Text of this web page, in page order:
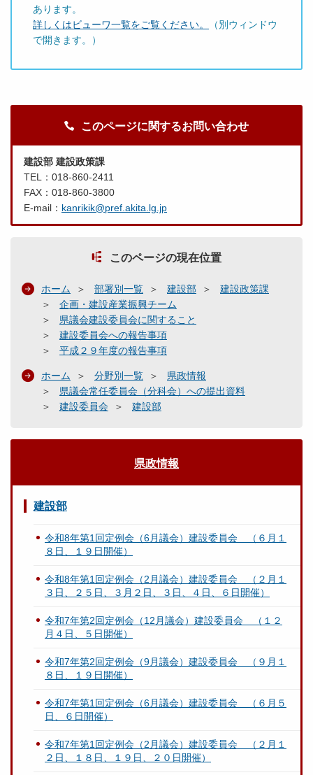
あります。
詳しくはビューワ一覧をご覧ください。
（別ウィンドウ
で開きます。）
このページに関するお問い合わせ
建設部 建設政策課
TEL：018-860-2411
FAX：018-860-3800
E-mail： kanrikik@pref.akita.lg.jp
このページの現在位置
ホーム 部署別一覧 建設部
建設政策課
企画・建設産業振興チーム
県議会建設委員会に関すること
建設委員会への報告事項
平成２９年度の報告事項
ホーム 分野別一覧
県政情報
県議会常任委員会（分科会）への提出資料
建設委員会
建設部
県政情報
建設部
令和8年第1回定例会（6月議会）建設委員会 （６月１
８日、１９日開催）
令和8年第1回定例会（2月議会）建設委員会 （２月１
３日、２５日、３月２日、３日、４日、６日開催）
令和7年第2回定例会（12月議会）建設委員会 （１２
月４日、５日開催）
令和7年第2回定例会（9月議会）建設委員会 （９月１
８日、１９日開催）
令和7年第1回定例会（6月議会）建設委員会 （６月５
日、６日開催）
令和7年第1回定例会（2月議会）建設委員会 （２月１
２日、１８日、１９日、２０日開催）